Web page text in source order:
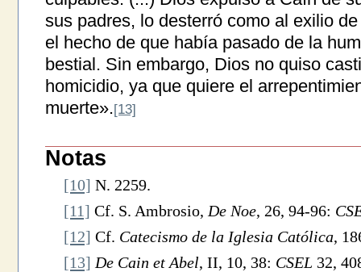
sus padres, lo desterró como al exilio
el hecho de que había pasado de la
bestial. Sin embargo, Dios no quiso
homicidio, ya que quiere el
muerte».[13]
Notas
[10] N. 2259.
[11] Cf. S. Ambrosio, De Noe, 26, 94-96:
[12] Cf. Catecismo de la Iglesia Católica,
[13] De Cain et Abel, II, 10, 38: CSEL 32,